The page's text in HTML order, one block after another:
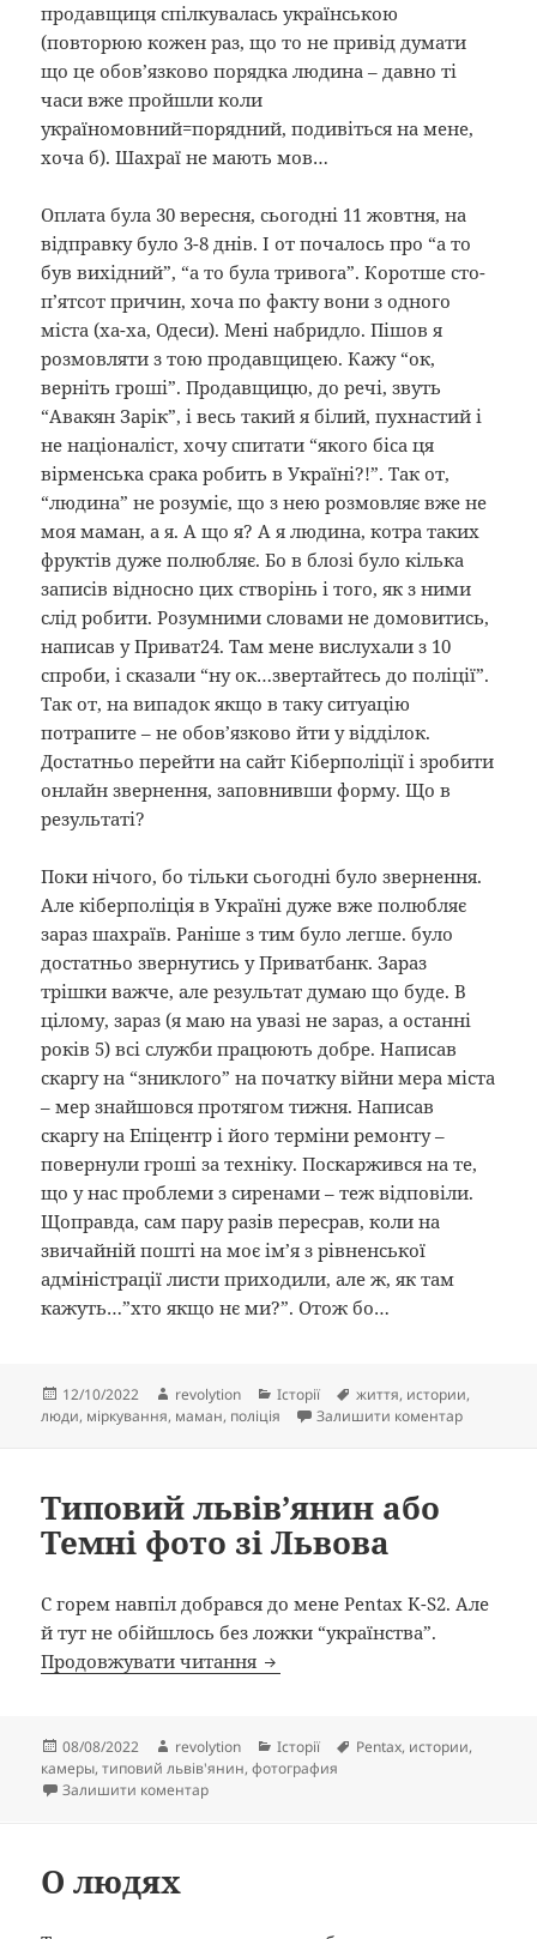
продавщиця спілкувалась українською
(повторюю кожен раз, що то не привід думати
що це обов’язково порядка людина – давно ті
часи вже пройшли коли
україномовний=порядний, подивіться на мене,
хоча б). Шахраї не мають мов…
Оплата була 30 вересня, сьогодні 11 жовтня, на
відправку було 3-8 днів. І от почалось про “а то
був вихідний”, “а то була тривога”. Коротше сто-
п’ятсот причин, хоча по факту вони з одного
міста (ха-ха, Одеси). Мені набридло. Пішов я
розмовляти з тою продавщицею. Кажу “ок,
верніть гроші”. Продавщицю, до речі, звуть
“Авакян Зарік”, і весь такий я білий, пухнастий і
не націоналіст, хочу спитати “якого біса ця
вірменська срака робить в Україні?!”. Так от,
“людина” не розуміє, що з нею розмовляє вже не
моя маман, а я. А що я? А я людина, котра таких
фруктів дуже полюбляє. Бо в блозі було кілька
записів відносно цих створінь і того, як з ними
слід робити. Розумними словами не домовитись,
написав у Приват24. Там мене вислухали з 10
спроби, і сказали “ну ок…звертайтесь до поліції”.
Так от, на випадок якщо в таку ситуацію
потрапите – не обов’язково йти у відділок.
Достатньо перейти на сайт Кіберполіції і зробити
онлайн звернення, заповнивши форму. Що в
результаті?
Поки нічого, бо тільки сьогодні було звернення.
Але кіберполіція в Україні дуже вже полюбляє
зараз шахраїв. Раніше з тим було легше. було
достатньо звернутись у Приватбанк. Зараз
трішки важче, але результат думаю що буде. В
цілому, зараз (я маю на увазі не зараз, а останні
років 5) всі служби працюють добре. Написав
скаргу на “зниклого” на початку війни мера міста
– мер знайшовся протягом тижня. Написав
скаргу на Епіцентр і його терміни ремонту –
повернули гроші за техніку. Поскаржився на те,
що у нас проблеми з сиренами – теж відповіли.
Щоправда, сам пару разів пересрав, коли на
звичайній пошті на моє ім’я з рівненської
адміністрації листи приходили, але ж, як там
кажуть…”хто якщо нє ми?”. Отож бо…
Опубліковано
12/10/2022 Автор
revolytion Категорії
Історії Позначки
життя, истории,
люди, міркування, маман, поліція Залишити коментардо Десь
Типовий львів’янин або
Темні фото зі Львова
С горем навпіл добрався до мене Pentax K-S2. Але
й тут не обійшлось без ложки “українства”.
Продовжувати читання Типовий львів’янин або
Опубліковано
08/08/2022 Автор
revolytion Категорії
Історії Позначки
Pentax, истории,
камеры,типовий львів'янин,фотография
Залишити коментардо Типовий львів’янин або Темні фото зі
О людях